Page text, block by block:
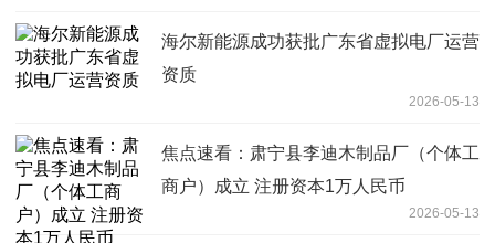
海尔新能源成功获批广东省虚拟电厂运营
资质
2026-05-13
焦点速看：肃宁县李迪木制品厂（个体工
商户）成立 注册资本1万人民币
2026-05-13